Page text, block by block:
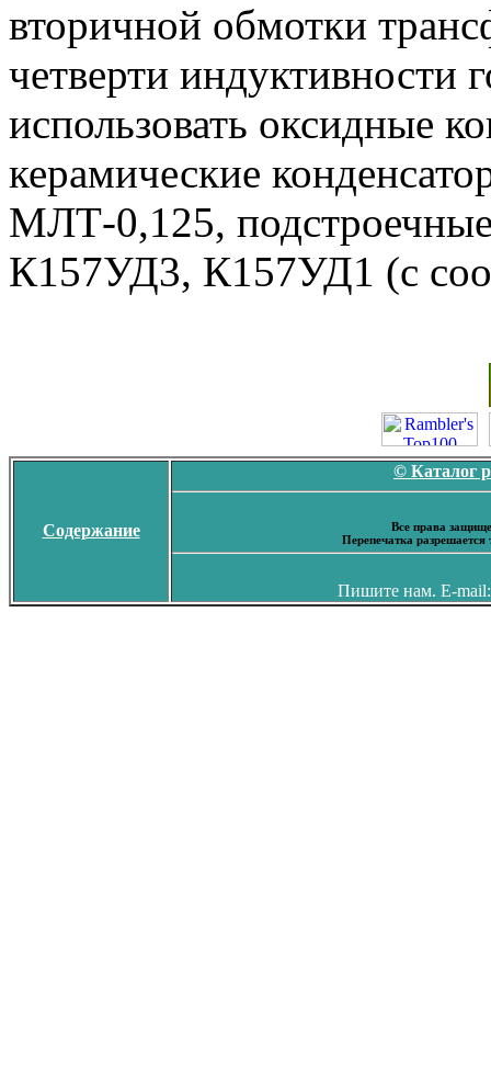
вторичной обмотки
четверти индуктивности
использовать оксидные
керамические
МЛТ-0,125,
К157УД3, К157УД1 (с
Содержание
© Каталог
Все права
Перепечатка
Пишите нам. E-